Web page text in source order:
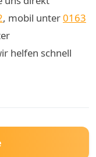
, mobil unter0163
helfen schnell